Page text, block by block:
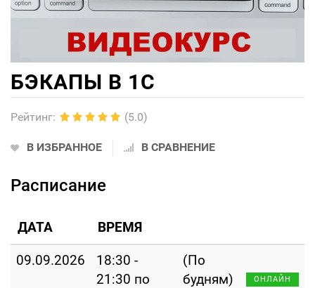
БЭКАПЫ В 1С
Рейтинг: (5.0)
В ИЗБРАННОЕ В СРАВНЕНИЕ
Расписание
ДАТА ВРЕМЯ
09.09.2026
18:30 -
21:30 по
(По
будням)
ОНЛАЙН